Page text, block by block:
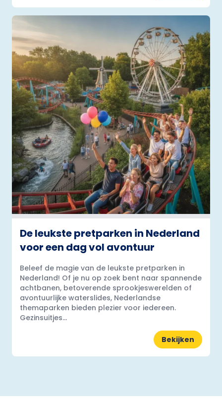
De leukste pretparken in Nederland
voor een dag vol avontuur
Beleef de magie van de leukste pretparken in
Nederland! Of je nu op zoek bent naar spannende
achtbanen, betoverende sprookjeswerelden of
avontuurlijke waterslides, Nederlandse
themaparken bieden plezier voor iedereen.
Gezinsuitjes...
Bekijken